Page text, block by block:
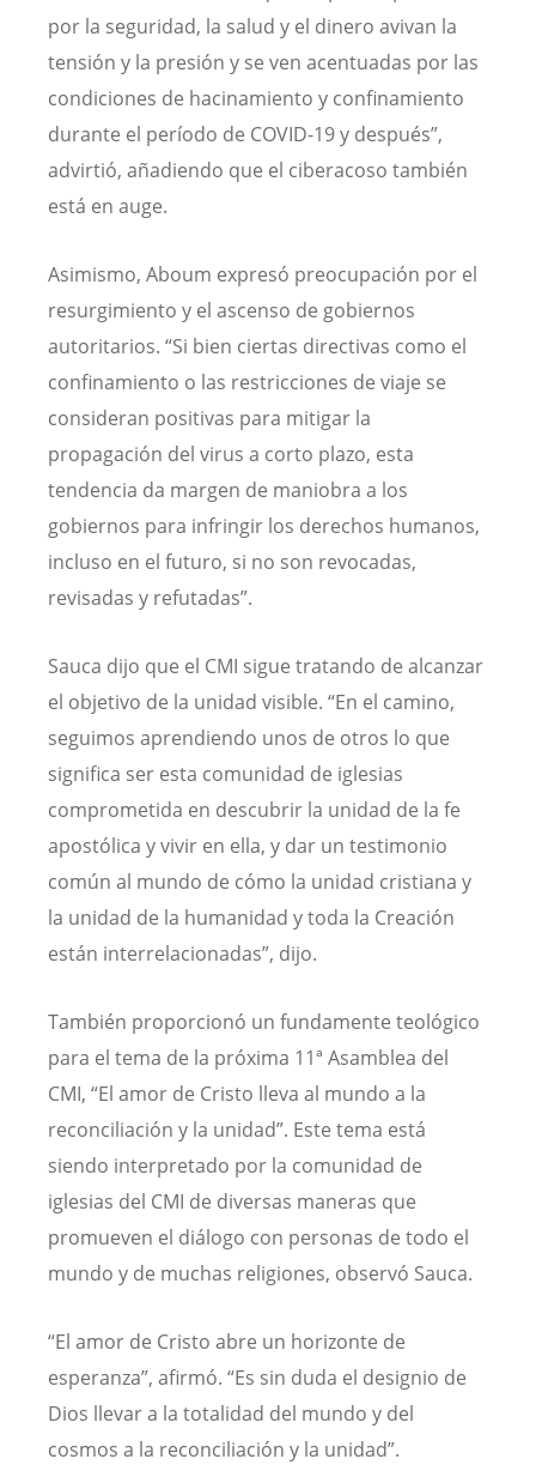
por la seguridad, la salud y el dinero avivan la
tensión y la presión y se ven acentuadas por las
condiciones de hacinamiento y confinamiento
durante el período de COVID-19 y después”,
advirtió, añadiendo que el ciberacoso también
está en auge.
Asimismo, Aboum expresó preocupación por el
resurgimiento y el ascenso de gobiernos
autoritarios. “Si bien ciertas directivas como el
confinamiento o las restricciones de viaje se
consideran positivas para mitigar la
propagación del virus a corto plazo, esta
tendencia da margen de maniobra a los
gobiernos para infringir los derechos humanos,
incluso en el futuro, si no son revocadas,
revisadas y refutadas”.
Sauca dijo que el CMI sigue tratando de alcanzar
el objetivo de la unidad visible. “En el camino,
seguimos aprendiendo unos de otros lo que
significa ser esta comunidad de iglesias
comprometida en descubrir la unidad de la fe
apostólica y vivir en ella, y dar un testimonio
común al mundo de cómo la unidad cristiana y
la unidad de la humanidad y toda la Creación
están interrelacionadas”, dijo.
También proporcionó un fundamente teológico
para el tema de la próxima 11ª Asamblea del
CMI, “El amor de Cristo lleva al mundo a la
reconciliación y la unidad”. Este tema está
siendo interpretado por la comunidad de
iglesias del CMI de diversas maneras que
promueven el diálogo con personas de todo el
mundo y de muchas religiones, observó Sauca.
“El amor de Cristo abre un horizonte de
esperanza”, afirmó. “Es sin duda el designio de
Dios llevar a la totalidad del mundo y del
cosmos a la reconciliación y la unidad”.